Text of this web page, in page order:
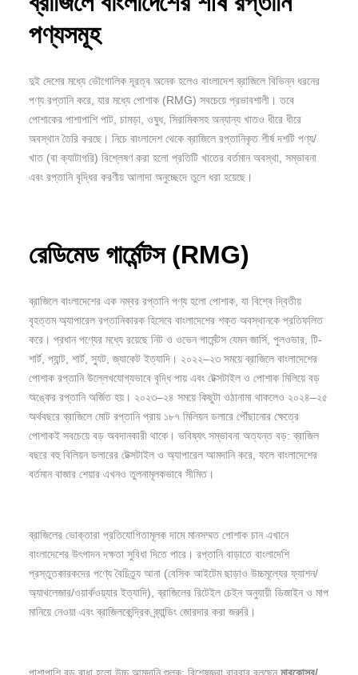
পণ্যসমূহ
দুই দেশের মধ্যে ভৌগোলিক দূরত্ব অনেক হলেও বাংলাদেশ ব্রাজিলে বিভিন্ন ধরনের
পণ্য রপ্তানি করে, যার মধ্যে পোশাক (RMG) সবচেয়ে প্রভাবশালী। তবে
পোশাকের পাশাপাশি পাট, চামড়া, ওষুধ, সিরামিকসহ অন্যান্য খাতও ধীরে ধীরে
অবস্থান তৈরি করছে। নিচে বাংলাদেশ থেকে ব্রাজিলে রপ্তানিকৃত শীর্ষ দশটি পণ্য/
খাত (বা ক্যাটাগরি) বিশ্লেষণ করা হলো প্রতিটি খাতের বর্তমান অবস্থা, সম্ভাবনা
এবং রপ্তানি বৃদ্ধির করণীয় আলাদা অনুচ্ছেদে তুলে ধরা হয়েছে।
রেডিমেড গার্মেন্টস (RMG)
ব্রাজিলে বাংলাদেশের এক নম্বর রপ্তানি পণ্য হলো পোশাক, যা বিশ্বে দ্বিতীয়
বৃহত্তম অ্যাপারেল রপ্তানিকারক হিসেবে বাংলাদেশের শক্ত অবস্থানকে প্রতিফলিত
করে। প্রধান পণ্যের মধ্যে রয়েছে নিট ও ওভেন গার্মেন্টস যেমন জার্সি, পুলওভার, টি-
শার্ট, প্যান্ট, শার্ট, স্যুট, জ্যাকেট ইত্যাদি। ২০২২–২৩ সময়ে ব্রাজিলে বাংলাদেশের
পোশাক রপ্তানি উল্লেখযোগ্যভাবে বৃদ্ধি পায় এবং টেক্সটাইল ও পোশাক মিলিয়ে বড়
অঙ্কের রপ্তানি অর্জিত হয়। ২০২৩–২৪ সময়ে কিছুটা ওঠানামা থাকলেও ২০২৪–২৫
অর্থবছরে ব্রাজিলে মোট রপ্তানি প্রায় ১৮৭ মিলিয়ন ডলারে পৌঁছানোর ক্ষেত্রে
পোশাকই সবচেয়ে বড় অবদানকারী থাকে। ভবিষ্যৎ সম্ভাবনা অত্যন্ত বড়: ব্রাজিল
বছরে বহু বিলিয়ন ডলারের টেক্সটাইল ও অ্যাপারেল আমদানি করে, ফলে বাংলাদেশের
বর্তমান বাজার শেয়ার এখনও তুলনামূলকভাবে সীমিত।
ব্রাজিলের ভোক্তারা প্রতিযোগিতামূলক দামে মানসম্মত পোশাক চান এখানে
বাংলাদেশের উৎপাদন দক্ষতা সুবিধা দিতে পারে। রপ্তানি বাড়াতে বাংলাদেশি
প্রস্তুতকারকদের পণ্যে বৈচিত্র্য আনা (বেসিক আইটেম ছাড়াও উচ্চমূল্যের ফ্যাশন/
অ্যাথলেজার/ওয়ার্কওয়্যার ইত্যাদি), ব্রাজিলের রিটেইল চেইন অনুযায়ী ডিজাইন ও মাপ
মানিয়ে নেওয়া এবং ব্রাজিলকেন্দ্রিক ব্র্যান্ডিং জোরদার করা জরুরি।